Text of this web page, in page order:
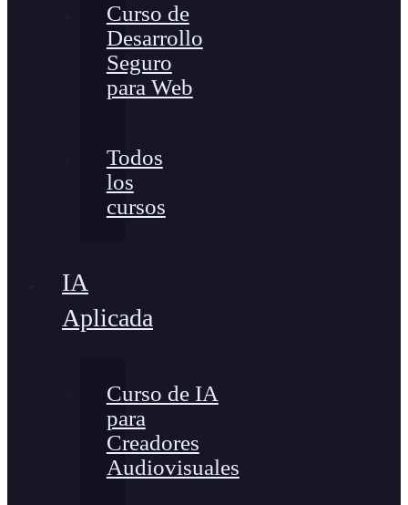
Curso de
Desarrollo
Seguro
para Web
Todos
los
cursos
IA
Aplicada
Curso de IA
para
Creadores
Audiovisuales